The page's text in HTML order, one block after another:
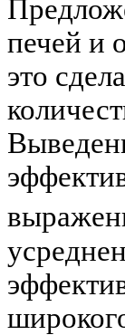
печей и
это